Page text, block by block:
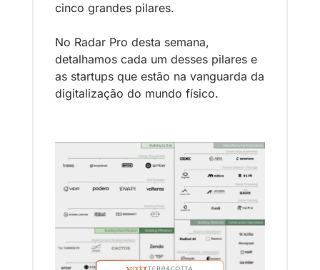
cinco grandes pilares.
No Radar Pro desta semana,
detalhamos cada um desses pilares e
as startups que estão na vanguarda da
digitalização do mundo físico.